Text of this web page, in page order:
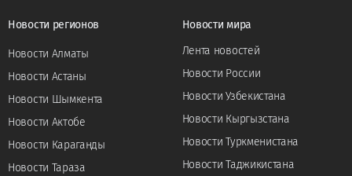
Новости регионов
Новости Алматы
Новости Астаны
Новости Шымкента
Новости Актобе
Новости Караганды
Новости Тараза
Новости мира
Лента новостей
Новости России
Новости Узбекистана
Новости Кыргызстана
Новости Туркменистана
Новости Таджикистана